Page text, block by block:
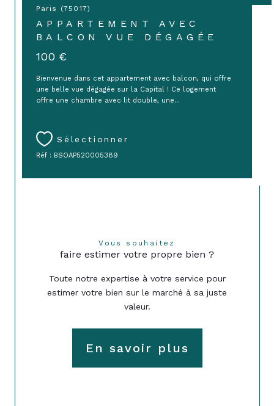
Paris (75017)
APPARTEMENT AVEC
BALCON VUE DÉGAGÉE
100 €
Bienvenue dans cet appartement avec balcon, qui offre
une belle vue dégagée sur la Capital ! Ce logement
offre une chambre avec lit double, une...
Sélectionner
Réf : BSOAP520005389
Vous souhaitez
faire estimer votre propre bien ?
Toute notre expertise à votre service pour
estimer votre bien sur le marché à sa juste
valeur.
En savoir plus